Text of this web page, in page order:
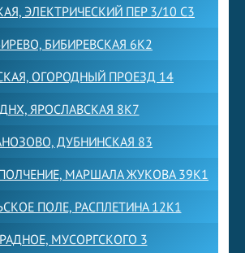
ЭЛЕКТРИЧЕСКИЙ ПЕР 3/10 С3
БИБИРЕВСКАЯ 6К2
ОГОРОДНЫЙ ПРОЕЗД 14
ЯРОСЛАВСКАЯ 8К7
ДУБНИНСКАЯ 83
МАРШАЛА ЖУКОВА 39К1
ПОЛЕ, РАСПЛЕТИНА 12К1
МУСОРГСКОГО 3